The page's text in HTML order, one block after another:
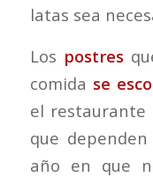
latas sea
Los postres
comida se
el restaurante
que
año en que